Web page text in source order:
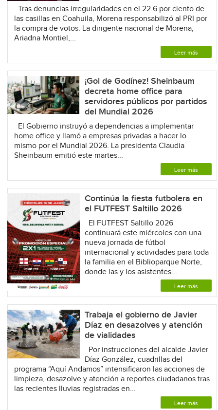
Tras denuncias irregularidades en el 22.6 por ciento de
las casillas en Coahuila, Morena responsabilizó al PRI por
la compra de votos. La dirigente nacional de Morena,
Ariadna Montiel,...
Leer más
¡Gol de Godínez! Sheinbaum
decreta home office para
servidores públicos por partidos
del Mundial 2026
El Gobierno instruyó a dependencias a implementar
home office y llamó a empresas privadas a hacer lo
mismo por el Mundial 2026. La presidenta Claudia
Sheinbaum emitió este martes...
Leer más
Continúa la fiesta futbolera en
el FUTFEST Saltillo 2026
El FUTFEST Saltillo 2026
continuará este miércoles con una
nueva jornada de fútbol
internacional y actividades para toda
la familia en el Biblioparque Norte,
donde las y los asistentes...
Leer más
Trabaja el gobierno de Javier
Díaz en desazolves y atención
de vialidades
Por instrucciones del alcalde Javier
Díaz González, cuadrillas del
programa “Aquí Andamos” intensificaron las acciones de
limpieza, desazolve y atención a reportes ciudadanos tras
las recientes lluvias registradas en...
Leer más